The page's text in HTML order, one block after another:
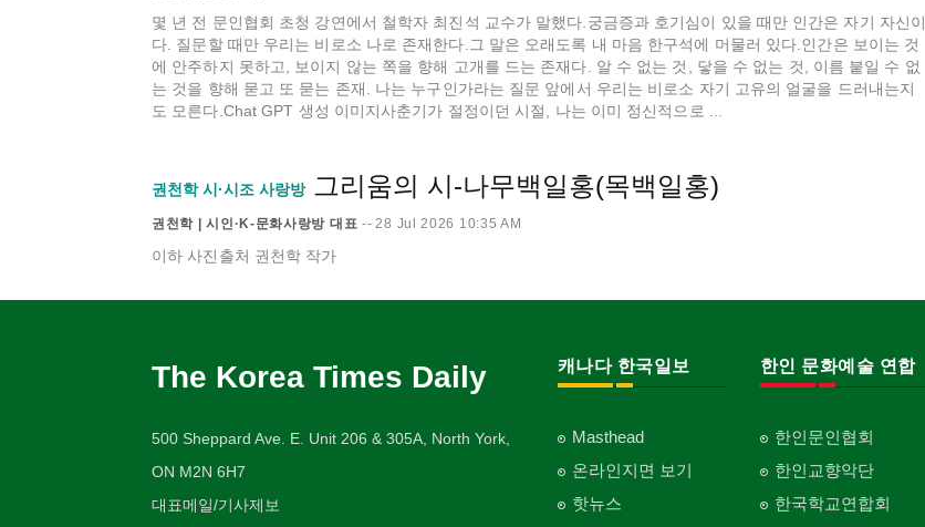
몇 년 전 문인협회 초청 강연에서 철학자 최진석 교수가 말했다.궁금증과 호기심이 있을 때만 인간은 자기 자신이
다. 질문할 때만 우리는 비로소 나로 존재한다.그 말은 오래도록 내 마음 한구석에 머물러 있다.​인간은 보이는 것
에 안주하지 못하고, 보이지 않는 쪽을 향해 고개를 드는 존재다. 알 수 없는 것, 닿을 수 없는 것, 이름 붙일 수 없
는 것을 향해 묻고 또 묻는 존재. 나는 누구인가라는 질문 앞에서 우리는 비로소 자기 고유의 얼굴을 드러내는지
도 모른다.Chat GPT 생성 이미지​사춘기가 절정이던 시절, 나는 이미 정신적으로 ...
권천학 시·시조 사랑방 그리움의 시-나무백일홍(목백일홍)
권천학 | 시인·K-문화사랑방 대표 -- 28 Jul 2026 10:35 AM
이하 사진출처 권천학 작가
The Korea Times Daily
500 Sheppard Ave. E. Unit 206 & 305A, North York,
ON M2N 6H7
대표메일/기사제보
캐나다 한국일보
Masthead
온라인지면 보기
핫뉴스
한인 문화예술 연합
한인문인협회
한인교향악단
한국학교연합회